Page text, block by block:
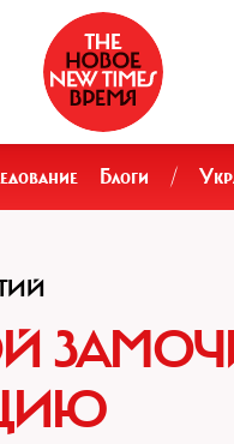
Блоги /